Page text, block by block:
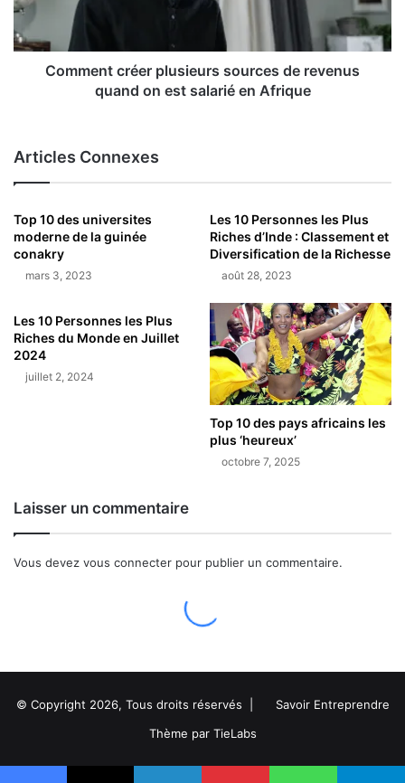
© Copyright 2026, Tous droits réservés |
Savoir Entreprendre
Thème par TieLabs